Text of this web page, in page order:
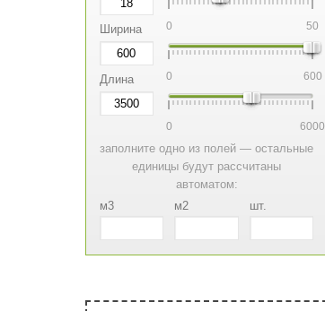
0 50
Ширина
0 600
Длина
0 6000
заполните одно из полей — остальные
единицы будут рассчитаны
автоматом:
м3
м2 шт.